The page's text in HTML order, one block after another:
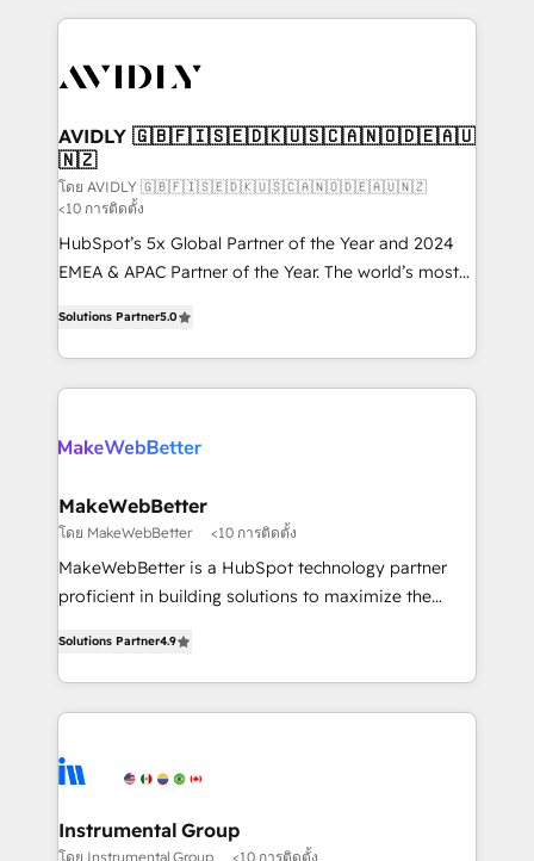
the operational foundation companies need to
Healthcare - Financial Services - Managed IT (MSP) -
we help: ✔️ Full HubSpot implementations and portal
optimization ✔️ Data migrations, CRM architecture,
and reporting foundations ✔️ Custom integrations
and workflow automation ✔️ User adoption
programs, training, and enablement Through project-
based engagements and ongoing RevOps
improvements at the right time so operations
evolve strategically and sustainably as the business
AVIDLY 🇬🇧🇫🇮🇸🇪🇩🇰🇺🇸🇨🇦🇳🇴🇩🇪🇦🇺
🇳🇿
โดย AVIDLY 🇬🇧🇫🇮🇸🇪🇩🇰🇺🇸🇨🇦🇳🇴🇩🇪🇦🇺🇳🇿
<10 การติดตั้ง
HubSpot’s 5x Global Partner of the Year and 2024
EMEA & APAC Partner of the Year. The world’s most
and 370+ specialists across EMEA, APAC and NAM,
we de-risk complex CRM programmes and
multi-region migrations to AI-powered automation,
scale. 🏆 HubSpot’s CEO called us “the partner of the
future.” Others agree it is proof of trust built through
measurable impact.
Solutions Partner5.0
MakeWebBetter
โดย MakeWebBetter <10 การติดตั้ง
MakeWebBetter is a HubSpot technology partner
proficient in building solutions to maximize the
growing tech-enabler & facilitator, MakeWebBetter,
hands you the blend of HubSpot expertise &
eminent solutions & integrations. Trust us to
Elite Partners with 10+ years of HubSpot experience
Premier Partner 2023 🌟5 HubSpot Accreditations 🌟
Won HubSpot Theme Challenge 2021 🌟INBOUND’19
Solutions Partner4.9
Instrumental Group
โดย Instrumental Group <10 การติดตั้ง